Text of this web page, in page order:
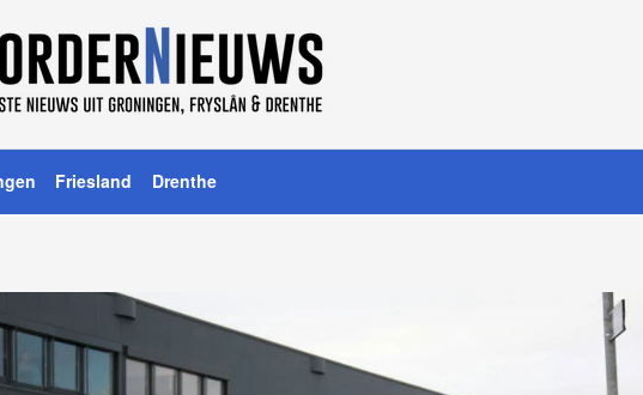
Friesland Drenthe